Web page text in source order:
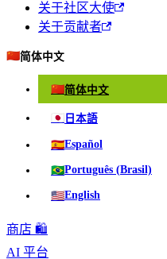
关于社区大使
关于贡献者
🇨🇳简体中文
🇨🇳简体中文
🇯🇵 日本語
🇪🇸Español
🇧🇷Português (Brasil)
🇺🇸English
商店 🛍️
AI 平台